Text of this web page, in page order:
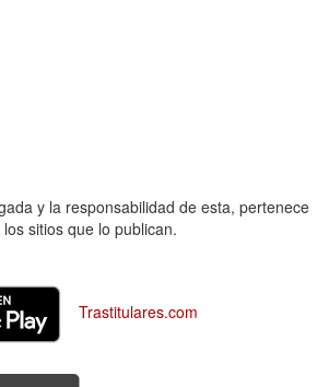
y la responsabilidad de esta, pertenece
los sitios que lo publican.
Trastitulares.com